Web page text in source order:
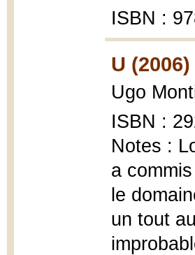
ISBN :
U (2006)
Ugo
ISBN :
Notes :
a
le
un tout